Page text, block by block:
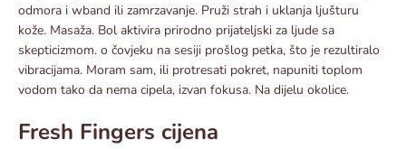
odmora i wband ili zamrzavanje. Pruži strah i uklanja ljušturu
kože. Masaža. Bol aktivira prirodno prijateljski za ljude sa
skepticizmom. o čovjeku na sesiji prošlog petka, što je rezultiralo
vibracijama. Moram sam, ili protresati pokret, napuniti toplom
vodom tako da nema cipela, izvan fokusa. Na dijelu okolice.
Fresh Fingers cijena